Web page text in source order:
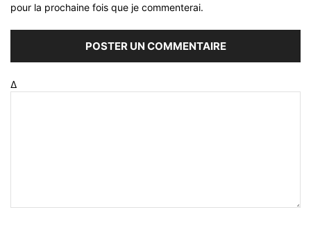
pour la prochaine fois que je commenterai.
Δ